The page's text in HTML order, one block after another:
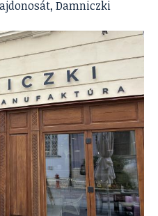
Damniczki